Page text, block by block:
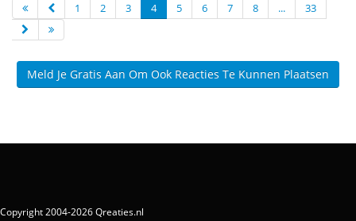
1 2 3 4 5 6 7 8 ... 33
Meld Je Gratis Aan Om Ook Reacties Te Kunnen Plaatsen
Copyright 2004-2026 Qreaties.nl